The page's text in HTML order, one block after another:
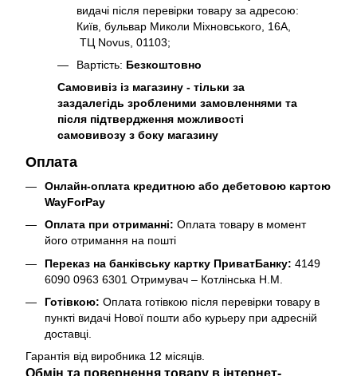
видачі після перевірки товару за адресою:
Київ, бульвар Миколи Міхновського, 16А,
ТЦ Novus, 01103;
Вартість: Безкоштовно
Самовивіз із магазину - тільки за
заздалегідь зробленими замовленнями та
після підтвердження можливості
самовивозу з боку магазину
Оплата
Онлайн-оплата кредитною або дебетовою картою
WayForPay
Оплата при отриманні: Оплата товару в момент
його отримання на пошті
Переказ на банківську картку ПриватБанку: 4149
6090 0963 6301 Отримувач – Котлінська Н.М.
Готівкою: Оплата готівкою після перевірки товару в
пункті видачі Нової пошти або курьеру при адресній
доставці.
Гарантія від виробника 12 місяців.
Обмін та повернення товару в інтернет-